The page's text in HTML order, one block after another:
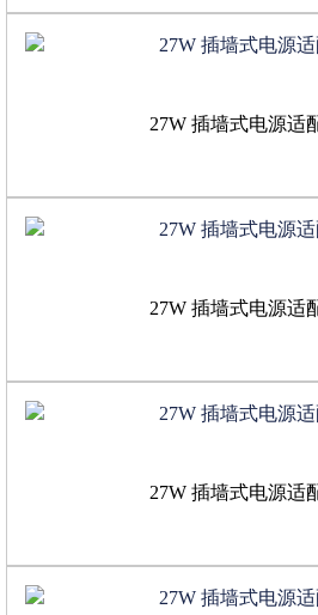
27W 插墙式电源适
27W 插墙式电源适
27W 插墙式电源适